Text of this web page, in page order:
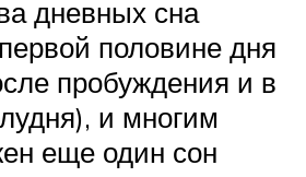
дневных сна
половине дня
пробуждения и в
и многим
еще один сон